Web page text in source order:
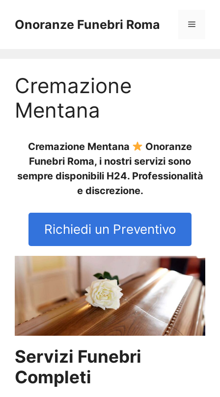
contenuto
Onoranze Funebri Roma Menu
Cremazione
Mentana
Cremazione Mentana
Onoranze
Funebri Roma, i nostri servizi sono
sempre disponibili H24. Professionalità
e discrezione.
Richiedi un Preventivo
Servizi Funebri
Completi